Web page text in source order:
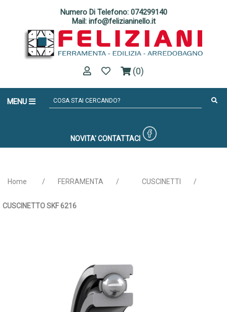
Numero Di Telefono: 074299140
Mail: info@felizianinello.it
(0)
MENU
NOVITA' CONTATTACI
Home / FERRAMENTA / CUSCINETTI /
CUSCINETTO SKF 6216